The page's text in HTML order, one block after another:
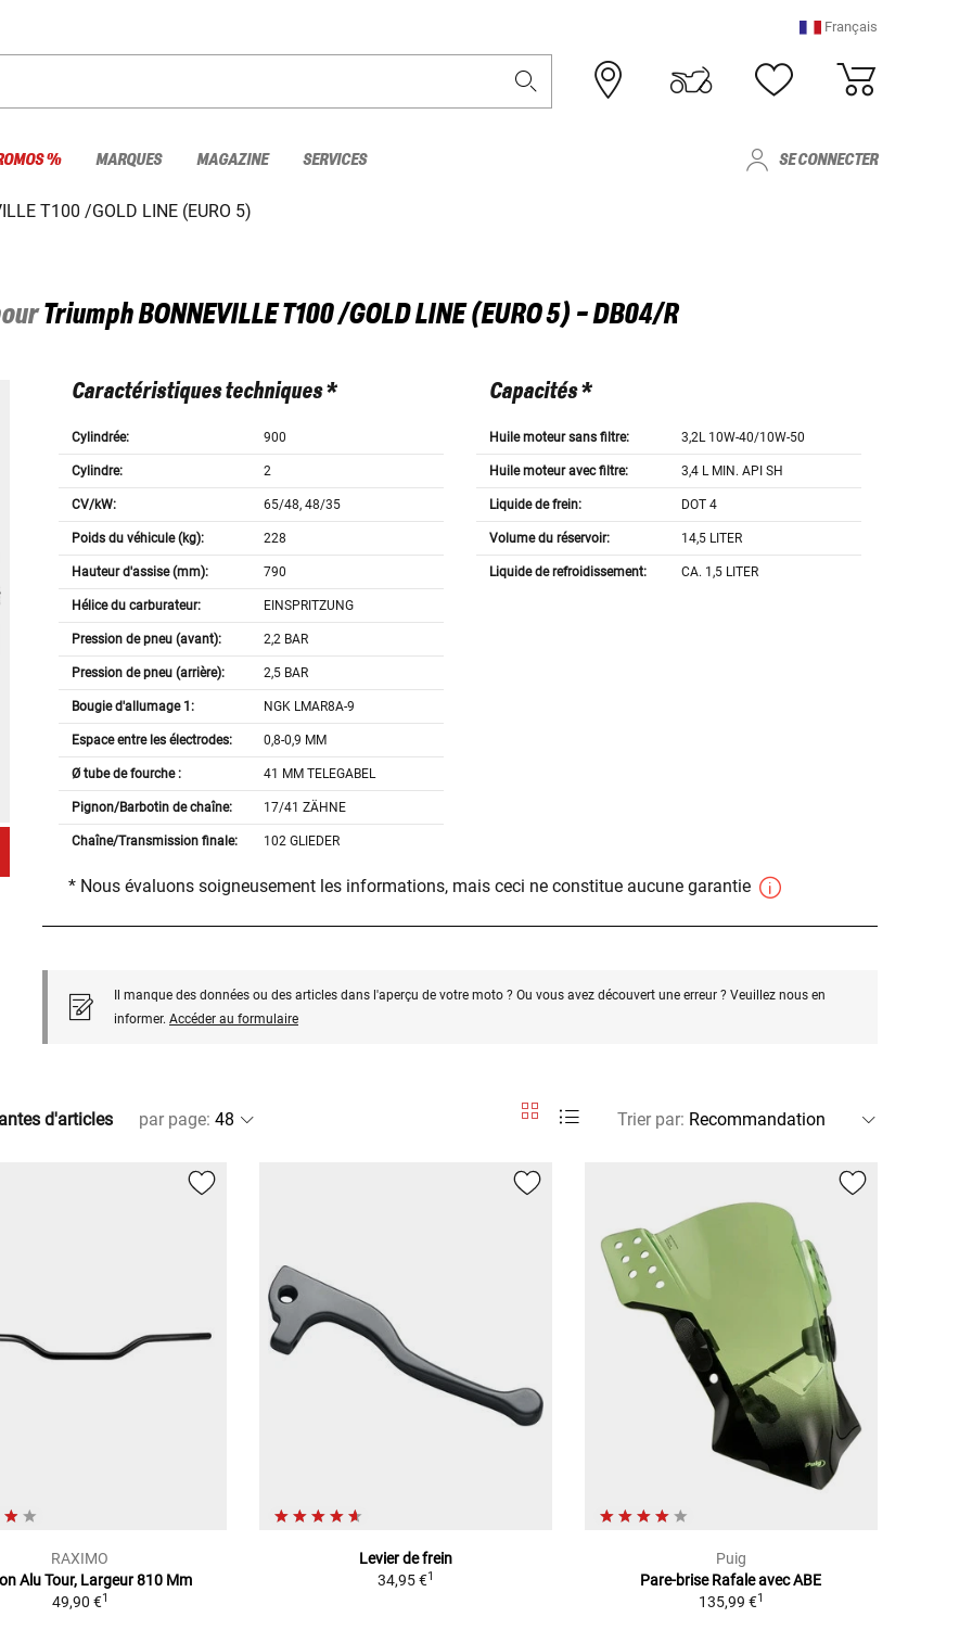
Français
% MARQUES MAGAZINE SERVICES SE CONNECTER
T100 /GOLD LINE (EURO 5)
TriumphBONNEVILLE T100 /GOLD LINE (EURO 5) - DB04/R
Caractéristiques techniques *
Cylindrée: 900
Cylindre: 2
CV/kW: 65/48, 48/35
Poids du véhicule (kg): 228
Hauteur d'assise (mm): 790
Hélice du carburateur: EINSPRITZUNG
Pression de pneu (avant): 2,2 BAR
Pression de pneu (arrière): 2,5 BAR
Bougie d'allumage 1: NGK LMAR8A-9
Espace entre les électrodes: 0,8-0,9 MM
Ø tube de fourche : 41 MM TELEGABEL
Pignon/Barbotin de chaîne: 17/41 ZÄHNE
Chaîne/Transmission finale: 102 GLIEDER
Capacités *
Huile moteur sans filtre: 3,2L 10W-40/10W-50
Huile moteur avec filtre: 3,4 L MIN. API SH
Liquide de frein: DOT 4
Volume du réservoir: 14,5 LITER
Liquide de refroidissement: CA. 1,5 LITER
* Nous évaluons soigneusement les informations, mais ceci ne constitue aucune garantie
Il manque des données ou des articles dans l'aperçu de votre moto ? Ou vous avez découvert une erreur ? Veuillez nous en
informer. Accéder au formulaire
d'articles par page: Trier par:
RAXIMO
Alu Tour, Largeur 810 Mm
49,90 €1
Levier de frein
34,95 €1
Puig
Pare-brise Rafale avec ABE
135,99 €1